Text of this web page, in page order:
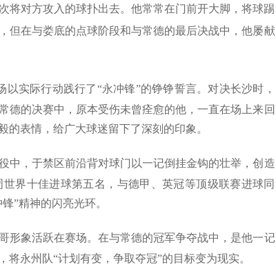
将对方攻入的球扑出去。他常常在门前开大脚，将球踢
但在与娄底的点球阶段和与常德的最后决战中，他屡献
实际行动践行了“永冲锋”的铮铮誓言。对决长沙时，
德的决赛中，原本受伤未曾痊愈的他，一直在场上来回
表情，给广大球迷留下了深刻的印象。
中，于禁区前沿背对球门以一记倒挂金钩的壮举，创造
界十佳进球第五名，与德甲、英冠等顶级联赛进球同
”精神的闪亮光环。
形象活跃在赛场。在与常德的冠军争夺战中，是他一记
永州队“计划有变，争取夺冠”的目标变为现实。